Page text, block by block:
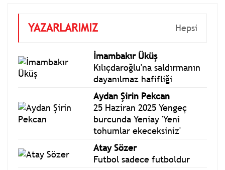
YAZARLARIMIZ Hepsi
İmambakır Üküş
Kılıçdaroğlu'na saldırmanın
dayanılmaz hafifliği
Aydan Şirin Pekcan
25 Haziran 2025 Yengeç
burcunda Yeniay 'Yeni
tohumlar ekeceksiniz'
Atay Sözer
Futbol sadece futboldur